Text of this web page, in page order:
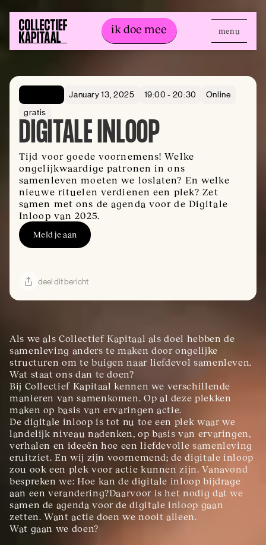
menu
ik doe mee
ik doe mee
January 13, 2025 19:00 - 20:30
Online
gratis
DIGITALE INLOOP
Tijd voor goede voornemens! Welke
ongelijkwaardige patronen in ons
samenleven moeten we loslaten? En welke
nieuwe rituelen verdienen een plek? Zet
samen met ons de agenda voor de Digitale
Inloop van 2025.
Meld je aan
deel dit bericht
Als we als Collectief Kapitaal als doel hebben de
samenleving anders te maken door ongelijke
structuren om te buigen naar liefdevol samenleven.
Wat staat ons dan te doen?
Bij Collectief Kapitaal kennen we verschillende
manieren van samenkomen. Op al deze plekken
maken op basis van ervaringen actie.
De digitale inloop is tot nu toe een plek waar we
landelijk niveau nadenken, op basis van ervaringen,
verhalen en ideeën hoe een liefdevolle samenleving
eruitziet. En wij zijn voornemend; de digitale inloop
zou ook een plek voor actie kunnen zijn. Vanavond
bespreken we: Hoe kan de digitale inloop bijdrage
aan een verandering?Daarvoor is het nodig dat we
samen de agenda voor de digitale inloop gaan
zetten. Want actie doen we nooit alleen.
Wat gaan we doen?